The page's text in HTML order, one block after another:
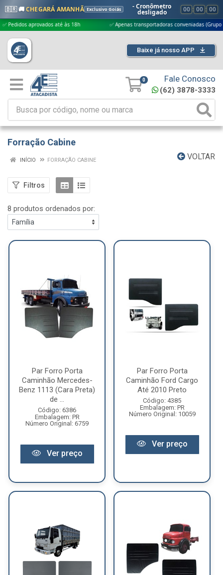
🇧🇷 🚚CHEGARÁ AMANHÃ Exclusivo Goiás - Cronômetro
desligado 00 : 00 : 00
aprovados até às 18h ✅ Apenas transportadoras conveniadas (Grupo G5)
Baixe já nosso APP
0 Fale Conosco
(62) 3878-3333
Forração Cabine
VOLTAR
INÍCIO FORRAÇÃO CABINE
Filtros
8 produtos ordenados por:
Par Forro Porta
Caminhão Mercedes-
Benz 1113 (Cara Preta)
de ...
Código: 6386
Embalagem: PR
Número Original: 6759
Ver preço
Par Forro Porta
Caminhão Ford Cargo
Até 2010 Preto
Código: 4385
Embalagem: PR
Número Original: 10059
Ver preço